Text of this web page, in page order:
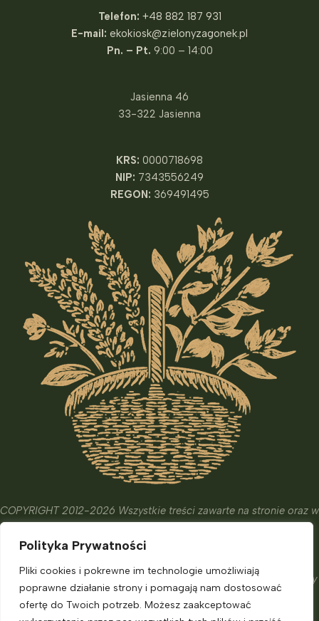
Polityka Prywatności
Pliki cookies i pokrewne im technologie umożliwiają
poprawne działanie strony i pomagają nam dostosować
ofertę do Twoich potrzeb. Możesz zaakceptować
Telefon: +48 882 187 931
E-mail: ekokiosk@zielonyzagonek.pl
Pn. – Pt. 9:00 – 14:00
Jasienna 46
33-322 Jasienna
KRS: 0000718698
NIP: 7343556249
REGON: 369491495
COPYRIGHT 2012-2026 Wszystkie treści zawarte na stronie oraz w
edukacyjny, informacyjny oraz hobbistyczny.
chorobom. Nie zastąpią one porady eksperta, o którą powinniśmy
zadbać.